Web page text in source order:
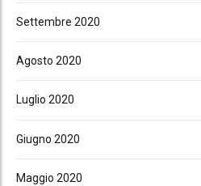
Settembre 2020
Agosto 2020
Luglio 2020
Giugno 2020
Maggio 2020